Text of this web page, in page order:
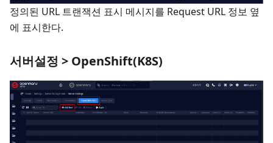
정의된 URL 트랜잭션 표시 메시지를 Request URL 정보 옆
에 표시한다.
서버설정 > OpenShift(K8S)